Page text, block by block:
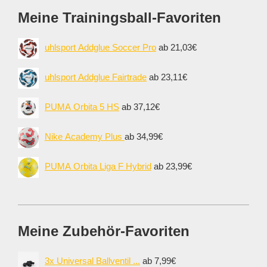
Meine Trainingsball-Favoriten
uhlsport Addglue Soccer Pro ab 21,03€
uhlsport Addglue Fairtrade ab 23,11€
PUMA Orbita 5 HS ab 37,12€
Nike Academy Plus ab 34,99€
PUMA Orbita Liga F Hybrid ab 23,99€
Meine Zubehör-Favoriten
3x Universal Ballventil ... ab 7,99€